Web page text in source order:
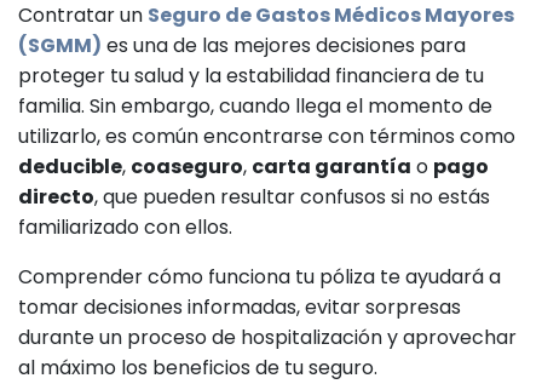
Contratar un Seguro de Gastos Médicos Mayores
(SGMM) es una de las mejores decisiones para
proteger tu salud y la estabilidad financiera de tu
familia. Sin embargo, cuando llega el momento de
utilizarlo, es común encontrarse con términos como
deducible, coaseguro, carta garantía o pago
directo, que pueden resultar confusos si no estás
familiarizado con ellos.
Comprender cómo funciona tu póliza te ayudará a
tomar decisiones informadas, evitar sorpresas
durante un proceso de hospitalización y aprovechar
al máximo los beneficios de tu seguro.